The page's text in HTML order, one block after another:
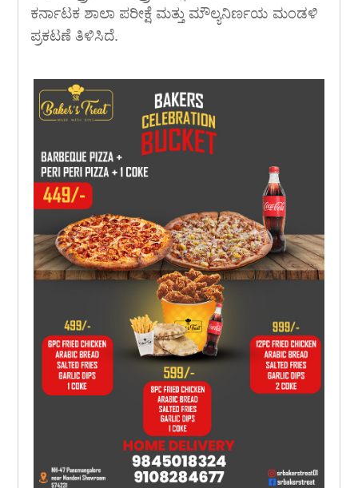
ಕರ್ನಾಟಕ ಶಾಲಾ ಪರೀಕ್ಷೆ ಮತ್ತು ಮೌಲ್ಯನಿರ್ಣಯ ಮಂಡಳಿ
ಪ್ರಕಟಣೆ ತಿಳಿಸಿದೆ.